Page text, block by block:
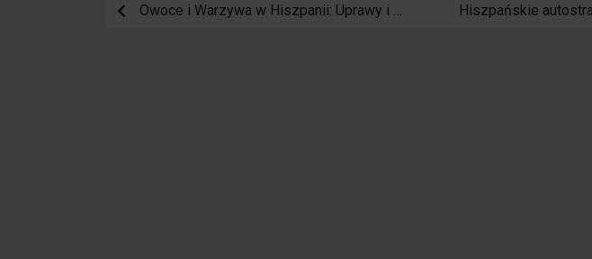
Owoce i Warzywa w Hiszpanii: Uprawy i Sezony